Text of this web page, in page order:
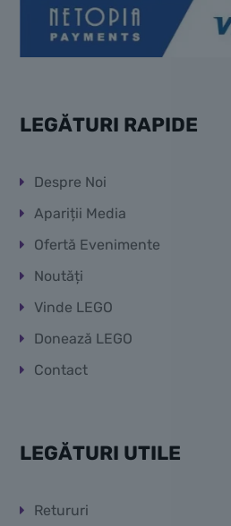
LEGĂTURI RAPIDE
Despre Noi
Apariții Media
Ofertă Evenimente
Noutăți
Vinde LEGO
Donează LEGO
Contact
LEGĂTURI UTILE
Retururi